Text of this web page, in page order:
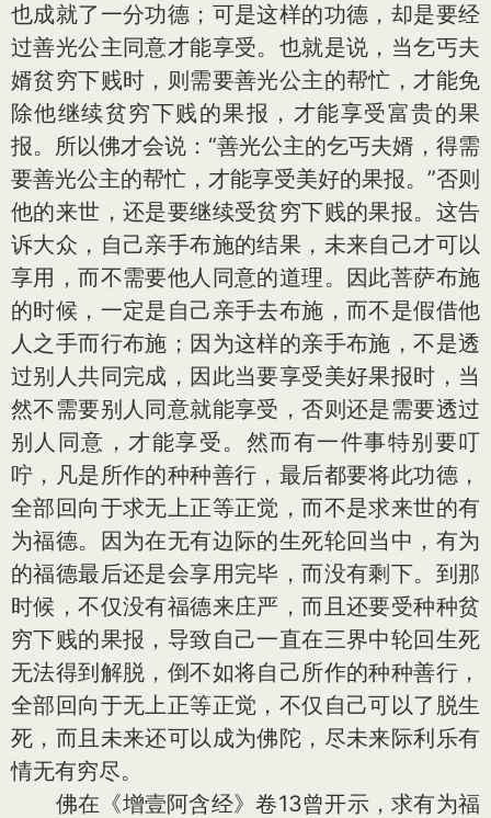
也成就了一分功德；可是这样的功德，却是要经
过善光公主同意才能享受。也就是说，当乞丐夫
婿贫穷下贱时，则需要善光公主的帮忙，才能免
除他继续贫穷下贱的果报，才能享受富贵的果
报。所以佛才会说：“善光公主的乞丐夫婿，得需
要善光公主的帮忙，才能享受美好的果报。”否则
他的来世，还是要继续受贫穷下贱的果报。这告
诉大众，自己亲手布施的结果，未来自己才可以
享用，而不需要他人同意的道理。因此菩萨布施
的时候，一定是自己亲手去布施，而不是假借他
人之手而行布施；因为这样的亲手布施，不是透
过别人共同完成，因此当要享受美好果报时，当
然不需要别人同意就能享受，否则还是需要透过
别人同意，才能享受。然而有一件事特别要叮
咛，凡是所作的种种善行，最后都要将此功德，
全部回向于求无上正等正觉，而不是求来世的有
为福德。因为在无有边际的生死轮回当中，有为
的福德最后还是会享用完毕，而没有剩下。到那
时候，不仅没有福德来庄严，而且还要受种种贫
穷下贱的果报，导致自己一直在三界中轮回生死
无法得到解脱，倒不如将自己所作的种种善行，
全部回向于无上正等正觉，不仅自己可以了脱生
死，而且未来还可以成为佛陀，尽未来际利乐有
情无有穷尽。
佛在《增壹阿含经》卷13曾开示，求有为福